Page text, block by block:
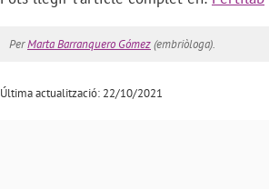
PerMarta Barranquero Gómez(embriòloga).
Última actualització: 22/10/2021